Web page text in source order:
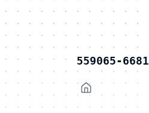
559065-6681